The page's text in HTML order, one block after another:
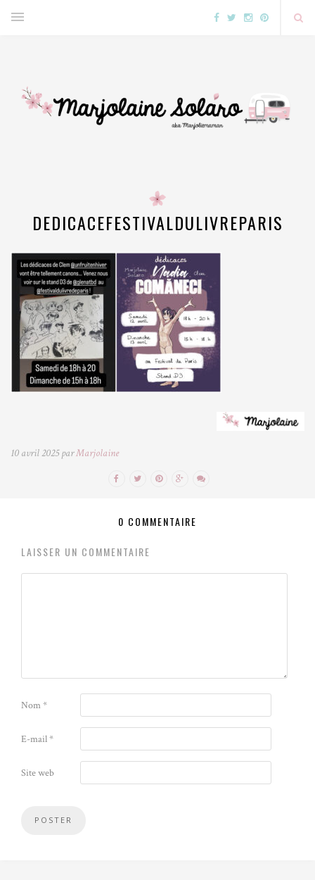
DEDICACEFESTIVALDULIVREPARIS
10 avril 2025 parMarjolaine
0 COMMENTAIRE
LAISSER UN COMMENTAIRE
Nom*
E-mail*
Site web